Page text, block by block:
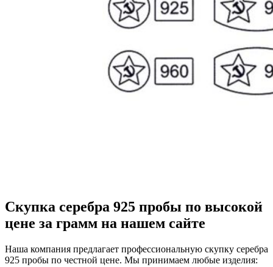
Скупка серебра 925 пробы по высокой
цене за грамм на нашем сайте
Наша компания предлагает профессиональную скупку серебра
925 пробы по честной цене. Мы принимаем любые изделия: